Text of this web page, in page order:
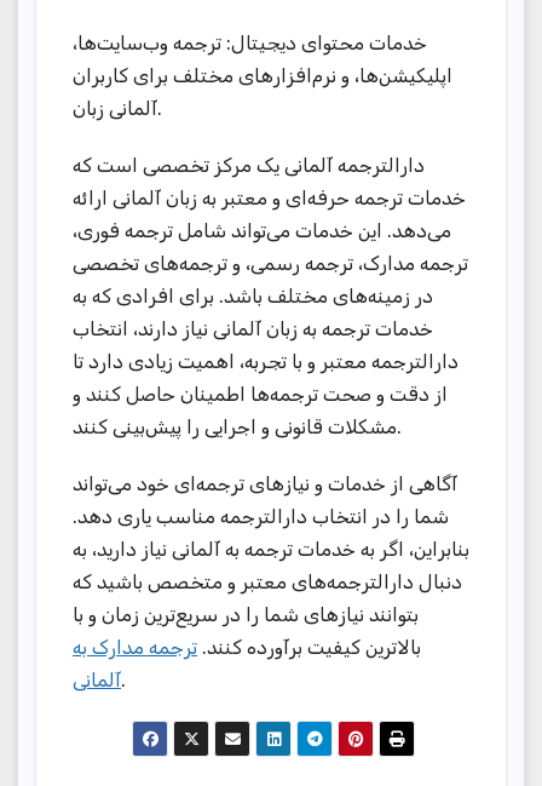
خدمات محتوای دیجیتال: ترجمه وب‌سایت‌ها،
اپلیکیشن‌ها، و نرم‌افزارهای مختلف برای کاربران
آلمانی زبان.
دارالترجمه آلمانی یک مرکز تخصصی است که
خدمات ترجمه حرفه‌ای و معتبر به زبان آلمانی ارائه
می‌دهد. این خدمات می‌تواند شامل ترجمه فوری،
ترجمه مدارک، ترجمه رسمی، و ترجمه‌های تخصصی
در زمینه‌های مختلف باشد. برای افرادی که به
خدمات ترجمه به زبان آلمانی نیاز دارند، انتخاب
دارالترجمه معتبر و با تجربه، اهمیت زیادی دارد تا
از دقت و صحت ترجمه‌ها اطمینان حاصل کنند و
مشکلات قانونی و اجرایی را پیش‌بینی کنند.
آگاهی از خدمات و نیازهای ترجمه‌ای خود می‌تواند
شما را در انتخاب دارالترجمه مناسب یاری دهد.
بنابراین، اگر به خدمات ترجمه به آلمانی نیاز دارید، به
دنبال دارالترجمه‌های معتبر و متخصص باشید که
بتوانند نیازهای شما را در سریع‌ترین زمان و با
بالاترین کیفیت برآورده کنند. ترجمه مدارک به
آلمانی.